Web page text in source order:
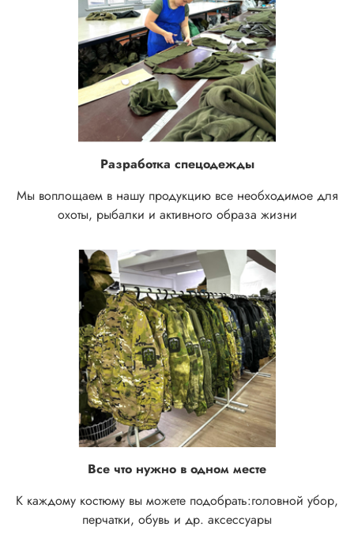
Разработка спецодежды
Мы воплощаем в нашу продукцию все необходимое для
охоты, рыбалки и активного образа жизни
Все что нужно в одном месте
К каждому костюму вы можете подобрать:головной убор,
перчатки, обувь и др. аксессуары